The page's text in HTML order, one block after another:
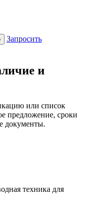
Запросить
и
или список
предложение, сроки
документы.
техника для